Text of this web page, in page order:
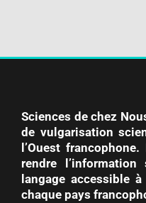
Sciences de chez
de vulgarisation
l’Ouest
rendre
langage accessible
chaque pays